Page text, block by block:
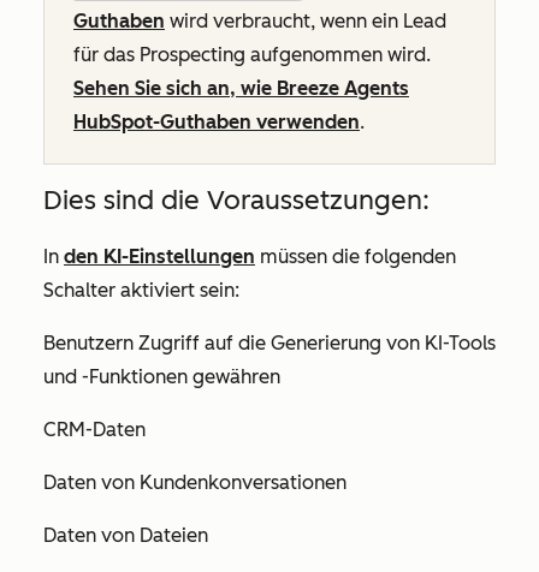
Guthaben wird verbraucht, wenn ein Lead
für das Prospecting aufgenommen wird.
Sehen Sie sich an, wie Breeze Agents
HubSpot-Guthaben verwenden.
Dies sind die Voraussetzungen:
In den KI-Einstellungen müssen die folgenden
Schalter aktiviert sein:
Benutzern Zugriff auf die Generierung von KI-Tools
und -Funktionen gewähren
CRM-Daten
Daten von Kundenkonversationen
Daten von Dateien